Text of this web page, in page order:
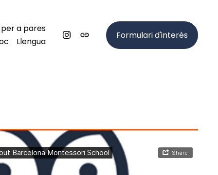
a pares
Llengua
Formulari d'interès